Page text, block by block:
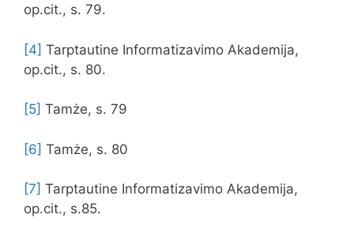
op.cit., s. 79.
[4] Tarptautine Informatizavimo Akademija,
op.cit., s. 80.
[5] Tamże, s. 79
[6] Tamże, s. 80
[7] Tarptautine Informatizavimo Akademija,
op.cit., s.85.